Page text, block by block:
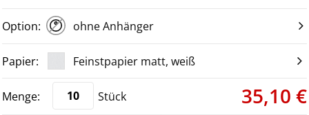
ohne Anhänger
Feinstpapier matt, weiß
Stück 35,10 €